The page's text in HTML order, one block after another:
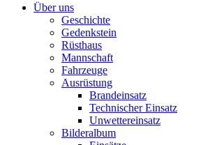
Über uns
Geschichte
Gedenkstein
Rüsthaus
Mannschaft
Fahrzeuge
Ausrüstung
Brandeinsatz
Technischer Einsatz
Unwettereinsatz
Bilderalbum